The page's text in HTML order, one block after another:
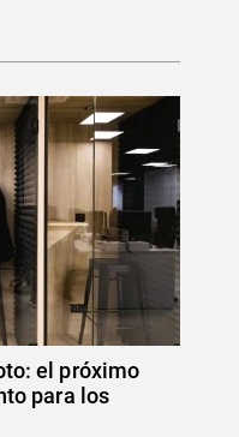
el próximo
para los